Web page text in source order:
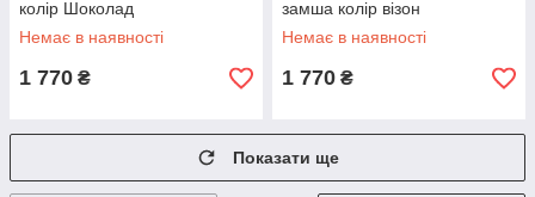
колір Шоколад
Немає в наявності
1 770 ₴
замша колір візон
Немає в наявності
1 770 ₴
Показати ще